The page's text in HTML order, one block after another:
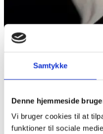
Samtykke
Denne hjemmeside
Vi bruger cookies til at
funktioner til sociale